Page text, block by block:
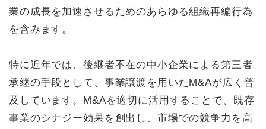
業の成長を加速させるためのあらゆる組織再編行為
を含みます。
特に近年では、後継者不在の中小企業による第三者
承継の手段として、事業譲渡を用いたM&Aが広く普
及しています。M&Aを適切に活用することで、既存
事業のシナジー効果を創出し、市場での競争力を高